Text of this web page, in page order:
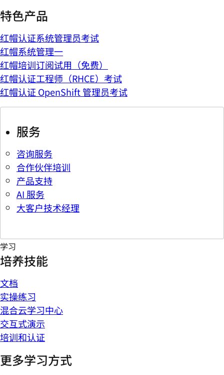
特色产品
红帽认证系统管理员考试
红帽系统管理一
红帽培训订阅试用（免费）
红帽认证工程师（RHCE）考试
红帽认证 OpenShift 管理员考试
服务
咨询服务
合作伙伴培训
产品支持
AI 服务
大客户技术经理
学习
培养技能
文档
实操练习
混合云学习中心
交互式演示
培训和认证
更多学习方式